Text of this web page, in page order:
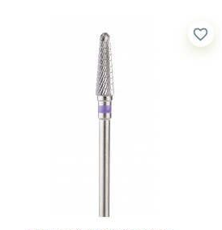
favorite_border